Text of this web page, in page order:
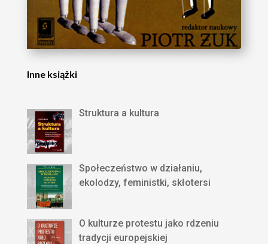
Inne książki
Struktura a kultura
Społeczeństwo w działaniu,
ekolodzy, feministki, skłotersi
O kulturze protestu jako rdzeniu
tradycji europejskiej